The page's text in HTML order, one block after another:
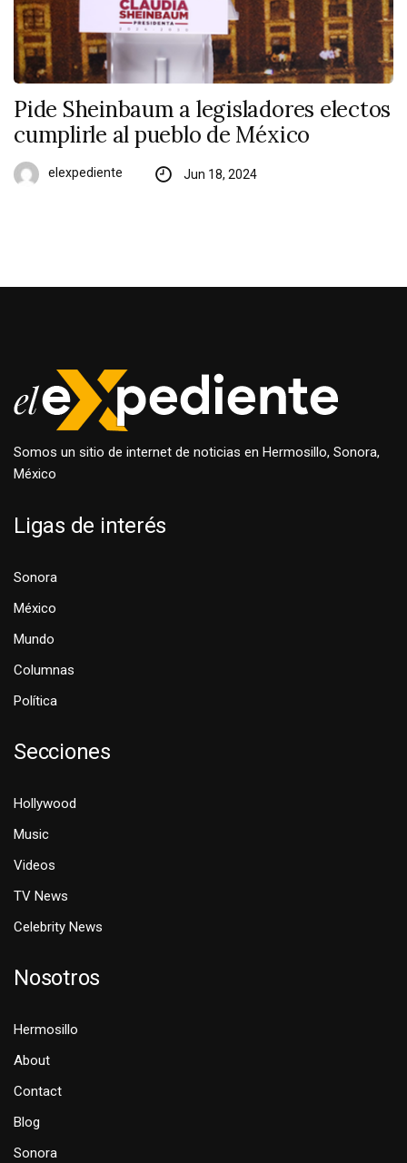
Pide Sheinbaum a legisladores electos
cumplirle al pueblo de México
elexpediente Jun 18, 2024
Somos un sitio de internet de noticias en Hermosillo, Sonora,
México
Ligas de interés
Sonora
México
Mundo
Columnas
Política
Secciones
Hollywood
Music
Videos
TV News
Celebrity News
Nosotros
Hermosillo
About
Contact
Blog
Sonora